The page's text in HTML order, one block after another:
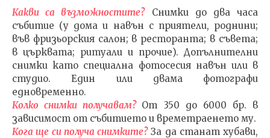
Какви са възможностите?
Снимки до два часа
събитие (у дома и навън с приятели, роднини;
във фризьорския салон; в ресторанта; в съвета;
в църквата; ритуали и прочие). Допълнителни
снимки като специална фотосесия навън или в
студио. Един или двама фотографи
едновременно.
Колко снимки получавам? От 350 до 6000 бр. в
зависимост от събитието и времетраенето му.
Кога ще си получа снимките?За да станат хубави,